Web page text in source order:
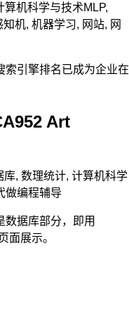
算机科学与技术MLP,
知机, 机器学习, 网站, 网
索引擎排名已成为企业在
Art
库, 数理统计, 计算机科学
做编程辅导
数据库部分，即用
面展示。